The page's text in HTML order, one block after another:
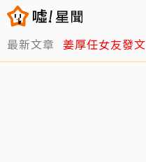
最新文章 姜厚任女友發文